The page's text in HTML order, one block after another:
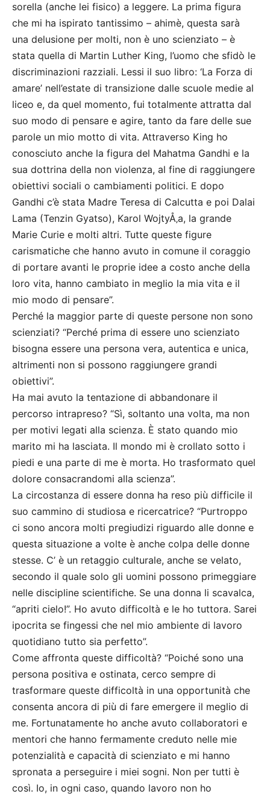
sorella (anche lei fisico) a leggere. La prima figura
che mi ha ispirato tantissimo – ahimè, questa sarà
una delusione per molti, non è uno scienziato – è
stata quella di Martin Luther King, l’uomo che sfidò le
discriminazioni razziali. Lessi il suo libro: ‘La Forza di
amare’ nell’estate di transizione dalle scuole medie al
liceo e, da quel momento, fui totalmente attratta dal
suo modo di pensare e agire, tanto da fare delle sue
parole un mio motto di vita. Attraverso King ho
conosciuto anche la figura del Mahatma Gandhi e la
sua dottrina della non violenza, al fine di raggiungere
obiettivi sociali o cambiamenti politici. E dopo
Gandhi c’è stata Madre Teresa di Calcutta e poi Dalai
Lama (Tenzin Gyatso), Karol WojtyÅ‚a, la grande
Marie Curie e molti altri. Tutte queste figure
carismatiche che hanno avuto in comune il coraggio
di portare avanti le proprie idee a costo anche della
loro vita, hanno cambiato in meglio la mia vita e il
mio modo di pensare”.
Perché la maggior parte di queste persone non sono
scienziati? “Perché prima di essere uno scienziato
bisogna essere una persona vera, autentica e unica,
altrimenti non si possono raggiungere grandi
obiettivi”.
Ha mai avuto la tentazione di abbandonare il
percorso intrapreso? “Sì, soltanto una volta, ma non
per motivi legati alla scienza. È stato quando mio
marito mi ha lasciata. Il mondo mi è crollato sotto i
piedi e una parte di me è morta. Ho trasformato quel
dolore consacrandomi alla scienza”.
La circostanza di essere donna ha reso più difficile il
suo cammino di studiosa e ricercatrice? “Purtroppo
ci sono ancora molti pregiudizi riguardo alle donne e
questa situazione a volte è anche colpa delle donne
stesse. C’ è un retaggio culturale, anche se velato,
secondo il quale solo gli uomini possono primeggiare
nelle discipline scientifiche. Se una donna li scavalca,
“apriti cielo!”. Ho avuto difficoltà e le ho tuttora. Sarei
ipocrita se fingessi che nel mio ambiente di lavoro
quotidiano tutto sia perfetto”.
Come affronta queste difficoltà? “Poiché sono una
persona positiva e ostinata, cerco sempre di
trasformare queste difficoltà in una opportunità che
consenta ancora di più di fare emergere il meglio di
me. Fortunatamente ho anche avuto collaboratori e
mentori che hanno fermamente creduto nelle mie
potenzialità e capacità di scienziato e mi hanno
spronata a perseguire i miei sogni. Non per tutti è
così. Io, in ogni caso, quando lavoro non ho